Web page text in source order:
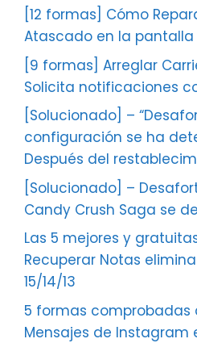
[12 formas] Cómo
Atascado en la
[9 formas] Arreglar
Solicita notificaciones
[Solucionado] –
configuración se ha
Después del
[Solucionado] –
Candy Crush Saga se
Las 5 mejores y
Recuperar Notas
15/14/13
5 formas comprobadas
Mensajes de Instagram